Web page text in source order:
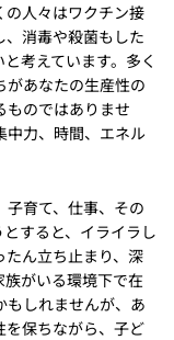
の人々はワクチン接
消毒や殺菌もした
考えています。多く
があなたの生産性の
ものではありませ
中力、時間、エネル
子育て、仕事、その
すると、イライラし
ん立ち止まり、深
がいる環境下で在
もしれませんが、あ
を保ちながら、子ど